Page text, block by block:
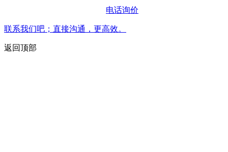
电话询价
联系我们吧；直接沟通，更高效。
返回顶部